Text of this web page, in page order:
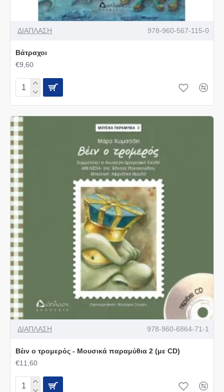
ΔΙΑΠΛΑΣΗ 978-960-567-115-0
Βάτραχοι
€9,60
ΔΙΑΠΛΑΣΗ 978-960-6864-71-1
Βέιν ο τρομερός - Μουσικά παραμύθια 2 (με CD)
€11,60